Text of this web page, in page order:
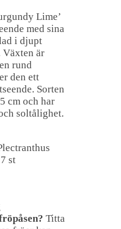
Lime’
med sina
i djupt
är
rund
den ett
Sorten
cm och har
soltålighet.
st
Titta